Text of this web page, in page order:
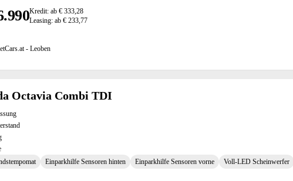
Kredit: ab € 333,28
Leasing: ab € 233,77
- Leoben
Octavia Combi TDI
Einparkhilfe Sensoren hinten Einparkhilfe Sensoren vorne Voll-LED Scheinwerfer